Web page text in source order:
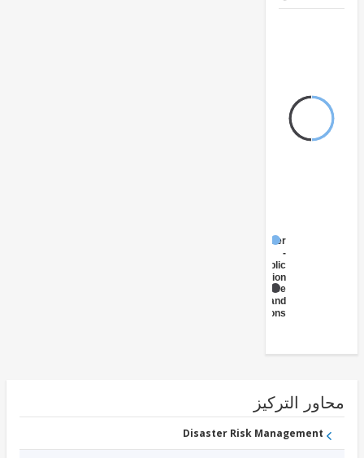
Administration
Insurance
Pensions
التركيز
Disaster Risk Management